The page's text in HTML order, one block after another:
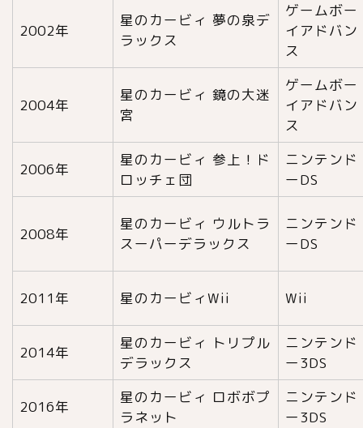
2002年
星のカービィ 夢の泉デ
ラックス
ゲームボー
イアドバン
ス
2004年
星のカービィ 鏡の大迷
宮
ゲームボー
イアドバン
ス
2006年
星のカービィ 参上！ド
ロッチェ団
ニンテンド
ーDS
2008年
星のカービィ ウルトラ
スーパーデラックス
ニンテンド
ーDS
2011年 星のカービィWii Wii
2014年
星のカービィ トリプル
デラックス
ニンテンド
ー3DS
2016年
星のカービィ ロボボプ
ラネット
ニンテンド
ー3DS